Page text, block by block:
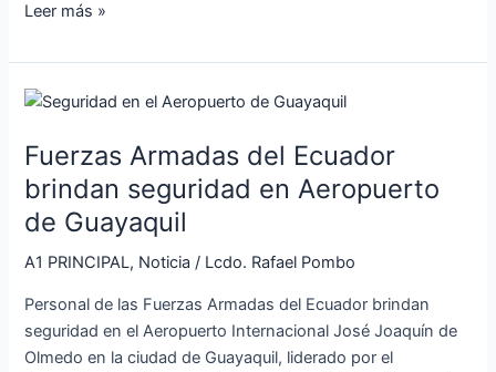
Leer más »
Fuerzas Armadas del Ecuador
brindan seguridad en Aeropuerto
de Guayaquil
A1 PRINCIPAL, Noticia / Lcdo. Rafael Pombo
Personal de las Fuerzas Armadas del Ecuador brindan
seguridad en el Aeropuerto Internacional José Joaquín de
Olmedo en la ciudad de Guayaquil, liderado por el
Fuerzas
del
Ecuador
brindan
seguridad
en
de
Guayaquil